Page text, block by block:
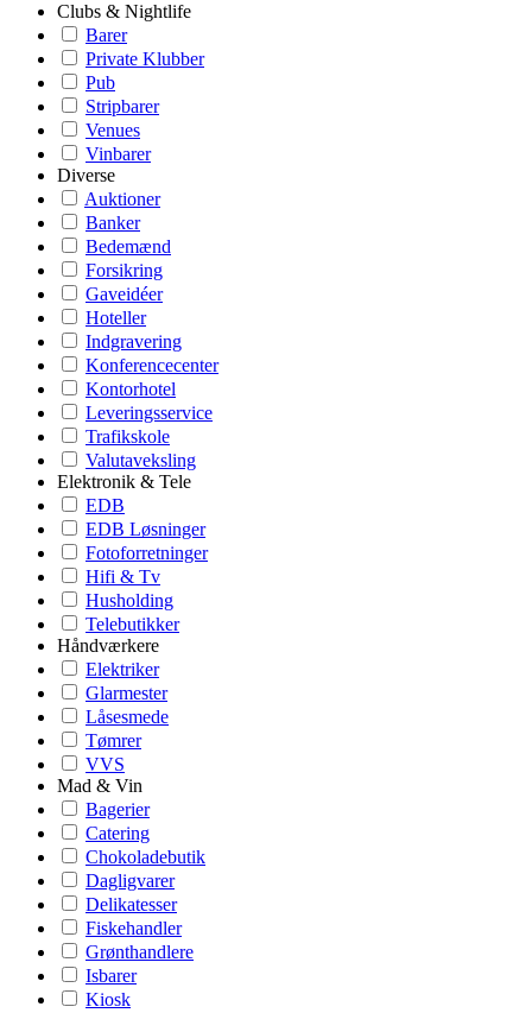
Clubs & Nightlife
Barer
Private Klubber
Pub
Stripbarer
Venues
Vinbarer
Diverse
Auktioner
Banker
Bedemænd
Forsikring
Gaveidéer
Hoteller
Indgravering
Konferencecenter
Kontorhotel
Leveringsservice
Trafikskole
Valutaveksling
Elektronik & Tele
EDB
EDB Løsninger
Fotoforretninger
Hifi & Tv
Husholding
Telebutikker
Håndværkere
Elektriker
Glarmester
Låsesmede
Tømrer
VVS
Mad & Vin
Bagerier
Catering
Chokoladebutik
Dagligvarer
Delikatesser
Fiskehandler
Grønthandlere
Isbarer
Kiosk